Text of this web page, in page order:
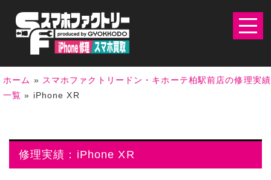
ホーム » スマホファクトリードン・キホーテ柏駅前店の修理実績
一覧 » iPhone XR
修理実績：iPhone XR